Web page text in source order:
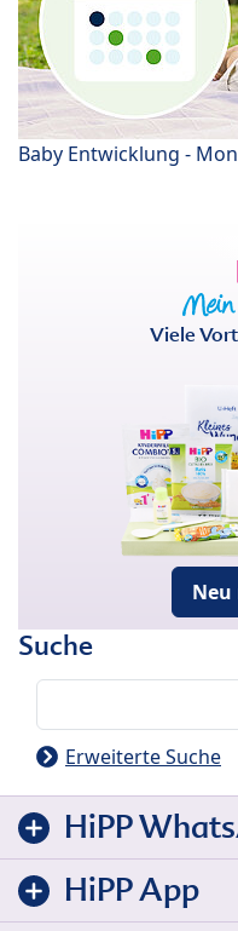
Baby Entwicklung -
Viele
Suche
Erweiterte Suche
HiPP
HiPP App